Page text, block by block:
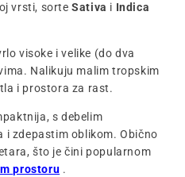
vrsti, sorteSativa i Indica
visoke i velike (do dva
Nalikuju malim tropskim
i prostora za rast.
s debelim
zdepastim oblikom. Obično
što je čini popularnom
prostoru .